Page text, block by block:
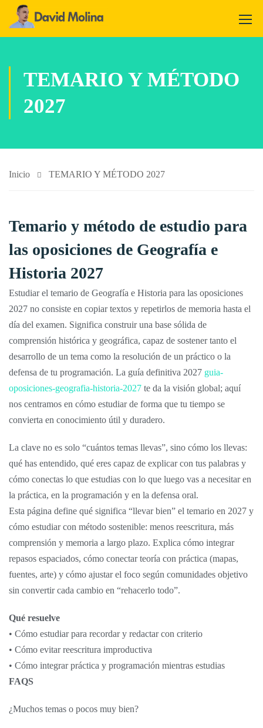
TEMARIO Y MÉTODO
2027
Inicio TEMARIO Y MÉTODO 2027
Temario y método de estudio para
las oposiciones de Geografía e
Historia 2027
Estudiar el temario de Geografía e Historia para las oposiciones
2027 no consiste en copiar textos y repetirlos de memoria hasta el
día del examen. Significa construir una base sólida de
comprensión histórica y geográfica, capaz de sostener tanto el
desarrollo de un tema como la resolución de un práctico o la
defensa de tu programación. La guía definitiva 2027 guia-
oposiciones-geografia-historia-2027 te da la visión global; aquí
nos centramos en cómo estudiar de forma que tu tiempo se
convierta en conocimiento útil y duradero.
La clave no es solo “cuántos temas llevas”, sino cómo los llevas:
qué has entendido, qué eres capaz de explicar con tus palabras y
cómo conectas lo que estudias con lo que luego vas a necesitar en
la práctica, en la programación y en la defensa oral.
Esta página define qué significa “llevar bien” el temario en 2027 y
cómo estudiar con método sostenible: menos reescritura, más
comprensión y memoria a largo plazo. Explica cómo integrar
repasos espaciados, cómo conectar teoría con práctica (mapas,
fuentes, arte) y cómo ajustar el foco según comunidades objetivo
sin convertir cada cambio en “rehacerlo todo”.
Qué resuelve
• Cómo estudiar para recordar y redactar con criterio
• Cómo evitar reescritura improductiva
• Cómo integrar práctica y programación mientras estudias
FAQS
¿Muchos temas o pocos muy bien?